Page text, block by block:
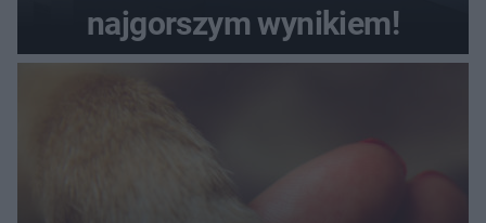
najgorszym wynikiem!